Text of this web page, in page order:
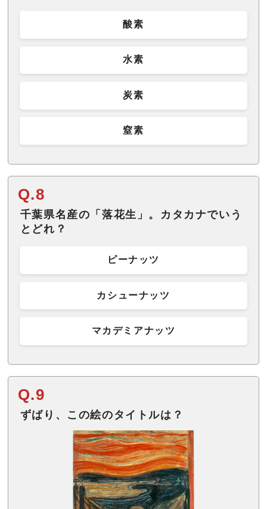
酸素
水素
炭素
窒素
Q.8
千葉県名産の「落花生」。カタカナでいう
とどれ？
ピーナッツ
カシューナッツ
マカデミアナッツ
Q.9
ずばり、この絵のタイトルは？